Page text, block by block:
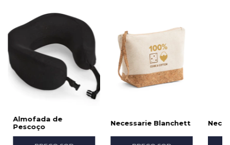
Almofada de
Pescoço
Necessarie Blanchett